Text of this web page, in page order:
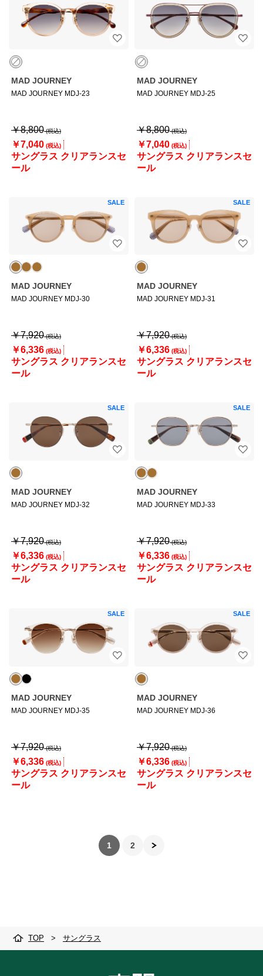
MAD JOURNEY
MAD JOURNEY MDJ-23
サングラス クリアランスセ
ール
￥7,040
￥8,800
MAD JOURNEY
MAD JOURNEY MDJ-25
サングラス クリアランスセ
ール
￥7,040
￥8,800
SALE
MAD JOURNEY
MAD JOURNEY MDJ-30
サングラス クリアランスセ
ール
￥6,336
￥7,920
SALE
MAD JOURNEY
MAD JOURNEY MDJ-31
サングラス クリアランスセ
ール
￥6,336
￥7,920
SALE
MAD JOURNEY
MAD JOURNEY MDJ-32
サングラス クリアランスセ
ール
￥6,336
￥7,920
SALE
MAD JOURNEY
MAD JOURNEY MDJ-33
サングラス クリアランスセ
ール
￥6,336
￥7,920
SALE
MAD JOURNEY
MAD JOURNEY MDJ-35
サングラス クリアランスセ
ール
￥6,336
￥7,920
SALE
MAD JOURNEY
MAD JOURNEY MDJ-36
サングラス クリアランスセ
ール
￥6,336
￥7,920
1 2
TOP > サングラス